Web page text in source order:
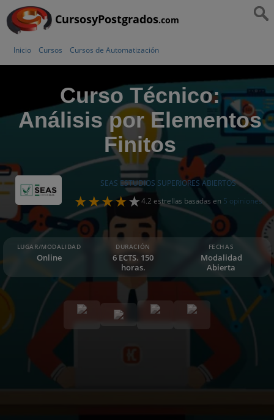
CursosyPostgrados.com
Inicio Cursos Cursos de Automatización
Curso Técnico:
Análisis por Elementos
Finitos
SEAS ESTUDIOS SUPERIORES ABIERTOS
4.2 estrellas basadas en 5 opiniones
LUGAR/MODALIDAD
Online
DURACIÓN
6 ECTS. 150
horas.
FECHAS
Modalidad
Abierta